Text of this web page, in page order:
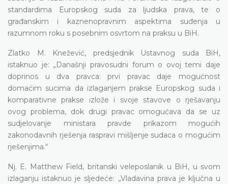
standardima Europskog suda za ljudska prava, te o
građanskim i kaznenopravnim aspektima suđenja u
razumnom roku s posebnim osvrtom na praksu u BiH.
Zlatko M. Knežević, predsjednik Ustavnog suda BiH,
istaknuo je: „Današnji pravosudni forum o ovoj temi daje
doprinos u dva pravca: prvi pravac daje mogućnost
domaćim sucima da izlaganjem prakse Europskog suda i
komparativne prakse izlože i svoje stavove o rješavanju
ovog problema, dok drugi pravac omogućava da se uz
sudjelovanje ministara pravde prikazom mogućih
zakonodavnih rješenja raspravi mišljenje sudaca o mogućim
rješenjima.“
Nj. E. Matthew Field, britanski veleposlanik u BiH, u svom
izlaganju istaknuo je sljedeće: „Vladavina prava je ključna u